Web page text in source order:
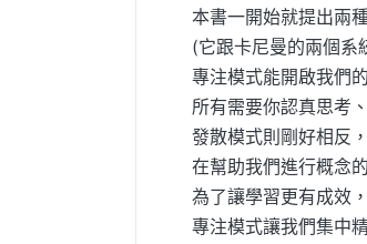
本書一開始就提出兩
(它跟卡尼曼的兩個系
專注模式能開啟我們
所有需要你認真思考
發散模式則剛好相反
在幫助我們進行概念
為了讓學習更有成效
專注模式讓我們集中